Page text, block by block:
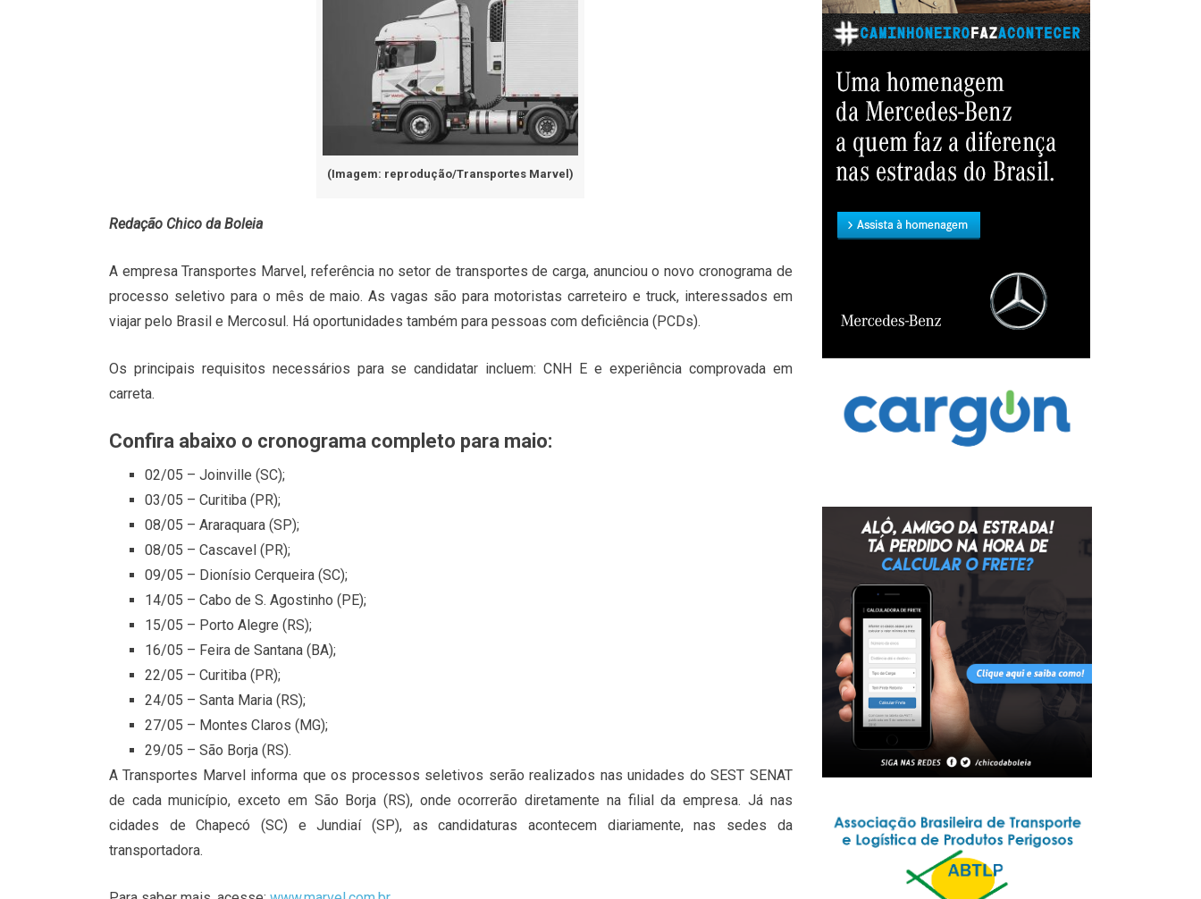
(Imagem: reprodução/Transportes Marvel)
Redação Chico da Boleia
A empresa Transportes Marvel, referência no setor de transportes de carga, anunciou o novo cronograma de
processo seletivo para o mês de maio. As vagas são para motoristas carreteiro e truck, interessados em
viajar pelo Brasil e Mercosul. Há oportunidades também para pessoas com deficiência (PCDs).
Os principais requisitos necessários para se candidatar incluem: CNH E e experiência comprovada em
carreta.
Confira abaixo o cronograma completo para maio:
02/05 – Joinville (SC);
03/05 – Curitiba (PR);
08/05 – Araraquara (SP);
08/05 – Cascavel (PR);
09/05 – Dionísio Cerqueira (SC);
14/05 – Cabo de S. Agostinho (PE);
15/05 – Porto Alegre (RS);
16/05 – Feira de Santana (BA);
22/05 – Curitiba (PR);
24/05 – Santa Maria (RS);
27/05 – Montes Claros (MG);
29/05 – São Borja (RS).
A Transportes Marvel informa que os processos seletivos serão realizados nas unidades do SEST SENAT
de cada município, exceto em São Borja (RS), onde ocorrerão diretamente na filial da empresa. Já nas
cidades de Chapecó (SC) e Jundiaí (SP), as candidaturas acontecem diariamente, nas sedes da
transportadora.